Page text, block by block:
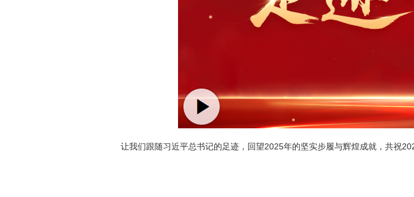
让我们跟随习近平总书记的足迹，回望2025年的坚实步履与辉煌成就，共祝